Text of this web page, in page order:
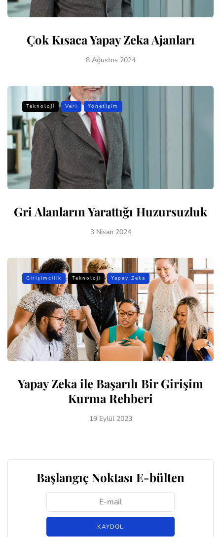
Çok Kısaca Yapay Zeka Ajanları
8 Ağustos 2024
Teknoloji Veri Yönetişim
Gri Alanların Yarattığı Huzursuzluk
3 Nisan 2024
Girişimcilik Teknoloji Yapay Zeka
Yapay Zeka ile Başarılı Bir Girişim
Kurma Rehberi
19 Eylül 2023
Başlangıç Noktası E-bülten